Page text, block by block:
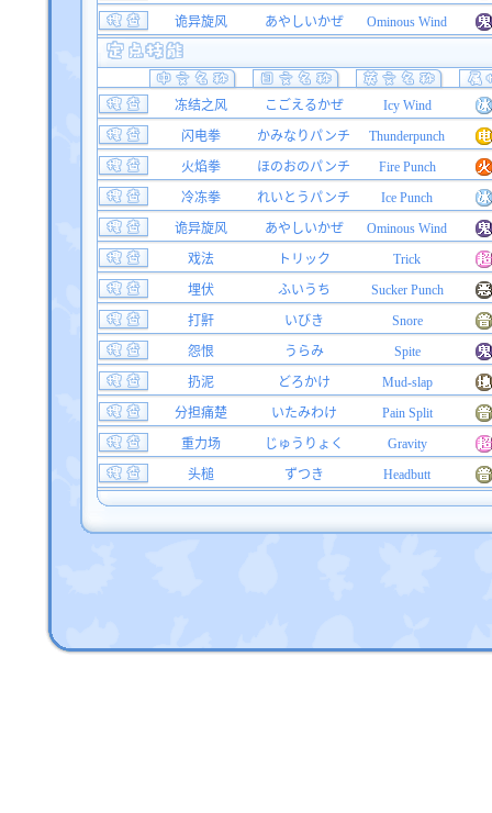
诡异旋风
あやしいかぜ Ominous Wind
冻结之风 こごえるかぜ
Icy Wind
闪电拳
かみなりパンチ
Thunderpunch
火焰拳
ほのおのパンチ
Fire Punch
冷冻拳
れいとうパンチ
Ice Punch
诡异旋风
あやしいかぜ
Ominous Wind
戏法
トリック
Trick
埋伏
ふいうち
Sucker Punch
打鼾
いびき
Snore
怨恨
うらみ
Spite
扔泥
どろかけ
Mud-slap
分担痛楚
いたみわけ
Pain Split
重力场
じゅうりょく
Gravity
头槌
ずつき Headbutt